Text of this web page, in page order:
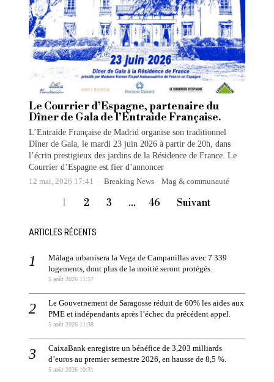
Le Courrier d’Espagne, partenaire du
Dîner de Gala de l’Entraide Française.
L’Entraide Française de Madrid organise son traditionnel
Dîner de Gala, le mardi 23 juin 2026 à partir de 20h, dans
l’écrin prestigieux des jardins de la Résidence de France. Le
Courrier d’Espagne est fier d’annoncer
12 mai, 2026 17:41 Breaking News · Mag & communauté
1 2 3 … 46 Suivant
ARTICLES RÉCENTS
Málaga urbanisera la Vega de Campanillas avec 7 339
logements, dont plus de la moitié seront protégés.
5 août 2026 11:57
Le Gouvernement de Saragosse réduit de 60% les aides aux
PME et indépendants après l’échec du précédent appel.
5 août 2026 11:38
CaixaBank enregistre un bénéfice de 3,203 milliards
d’euros au premier semestre 2026, en hausse de 8,5 %.
5 août 2026 10:31